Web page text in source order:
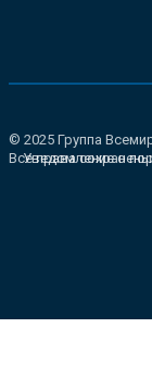
© 2025 Группа
Все права
Уведомление о